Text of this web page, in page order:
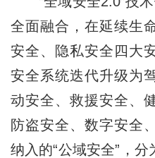
全面融合，在延续生
安全、隐私安全四大
安全系统迭代升级为
动安全、救援安全、
防盗安全、数字安全
纳入的“公域安全”，